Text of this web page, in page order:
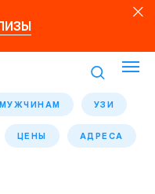
МУЖЧИНАМ УЗИ
ЦЕНЫ АДРЕСА